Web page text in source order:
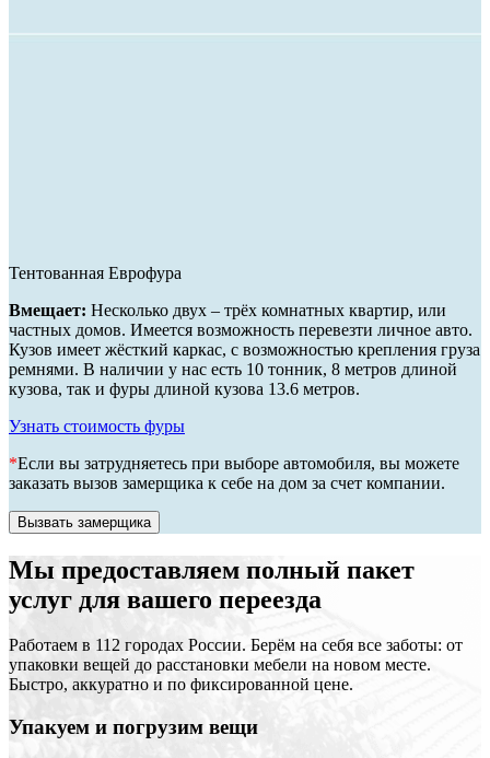
Тентованная Еврофура
Вмещает: Несколько двух – трёх комнатных квартир, или
частных домов. Имеется возможность перевезти личное авто.
Кузов имеет жёсткий каркас, с возможностью крепления груза
ремнями. В наличии у нас есть 10 тонник, 8 метров длиной
кузова, так и фуры длиной кузова 13.6 метров.
Узнать стоимость фуры
*Если вы затрудняетесь при выборе автомобиля, вы можете
заказать вызов замерщика к себе на дом за счет компании.
Вызвать замерщика
Мы предоставляем полный пакет
услуг для вашего переезда
Работаем в 112 городах России. Берём на себя все заботы: от
упаковки вещей до расстановки мебели на новом месте.
Быстро, аккуратно и по фиксированной цене.
Упакуем и погрузим вещи